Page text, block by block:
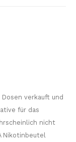
verkauft und
für das
nicht
Nikotinbeutel